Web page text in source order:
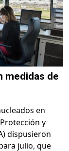
medidas de
en
y
dispusieron
julio, que